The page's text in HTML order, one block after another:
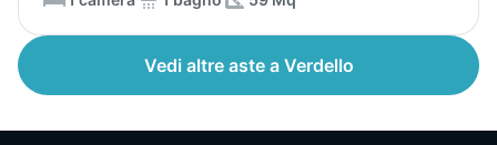
Vedi altre aste a Verdello